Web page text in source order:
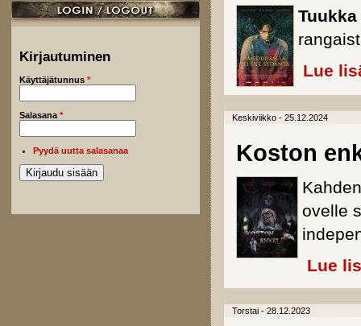
Kirjautuminen
Käyttäjätunnus *
Salasana *
Pyydä uutta salasanaa
Lue
Keskiviikko - 25.12.2024
Koston
ovelle
Lue
Torstai - 28.12.2023